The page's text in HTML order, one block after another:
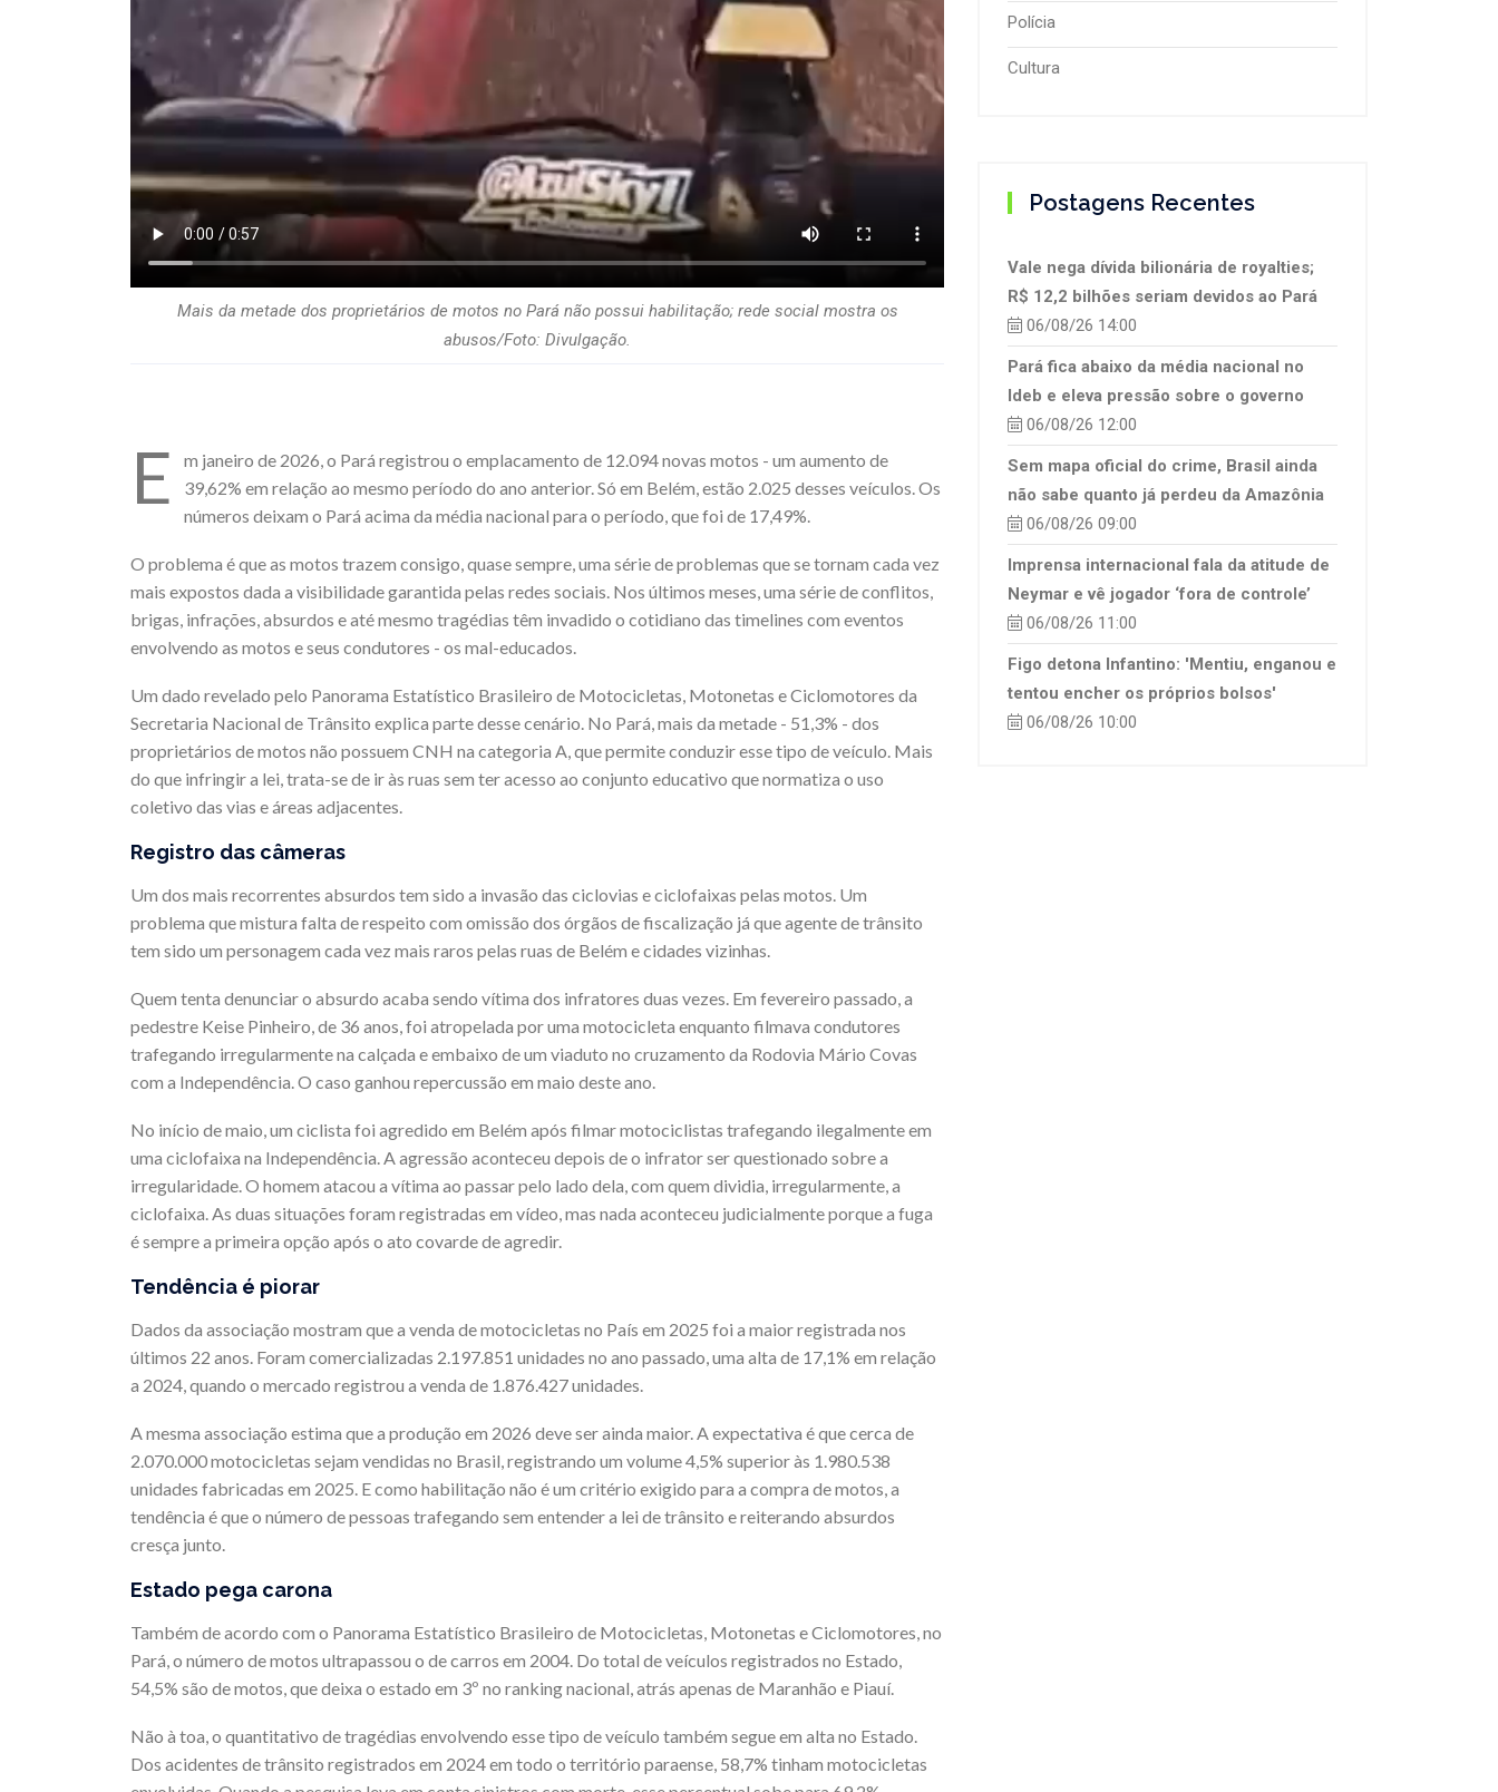
Mais da metade dos proprietários de motos no Pará não possui habilitação; rede social mostra os
abusos/Foto: Divulgação.
E
m janeiro de 2026, o Pará registrou o emplacamento de 12.094 novas motos - um aumento de
39,62% em relação ao mesmo período do ano anterior. Só em Belém, estão 2.025 desses veículos. Os
números deixam o Pará acima da média nacional para o período, que foi de 17,49%.
O problema é que as motos trazem consigo, quase sempre, uma série de problemas que se tornam cada vez
mais expostos dada a visibilidade garantida pelas redes sociais. Nos últimos meses, uma série de conflitos,
brigas, infrações, absurdos e até mesmo tragédias têm invadido o cotidiano das timelines com eventos
envolvendo as motos e seus condutores - os mal-educados.
Um dado revelado pelo Panorama Estatístico Brasileiro de Motocicletas, Motonetas e Ciclomotores da
Secretaria Nacional de Trânsito explica parte desse cenário. No Pará, mais da metade - 51,3% - dos
proprietários de motos não possuem CNH na categoria A, que permite conduzir esse tipo de veículo. Mais
do que infringir a lei, trata-se de ir às ruas sem ter acesso ao conjunto educativo que normatiza o uso
coletivo das vias e áreas adjacentes.
Registro das câmeras
Um dos mais recorrentes absurdos tem sido a invasão das ciclovias e ciclofaixas pelas motos. Um
problema que mistura falta de respeito com omissão dos órgãos de fiscalização já que agente de trânsito
tem sido um personagem cada vez mais raros pelas ruas de Belém e cidades vizinhas.
Quem tenta denunciar o absurdo acaba sendo vítima dos infratores duas vezes. Em fevereiro passado, a
pedestre Keise Pinheiro, de 36 anos, foi atropelada por uma motocicleta enquanto filmava condutores
trafegando irregularmente na calçada e embaixo de um viaduto no cruzamento da Rodovia Mário Covas
com a Independência. O caso ganhou repercussão em maio deste ano.
No início de maio, um ciclista foi agredido em Belém após filmar motociclistas trafegando ilegalmente em
uma ciclofaixa na Independência. A agressão aconteceu depois de o infrator ser questionado sobre a
irregularidade. O homem atacou a vítima ao passar pelo lado dela, com quem dividia, irregularmente, a
ciclofaixa. As duas situações foram registradas em vídeo, mas nada aconteceu judicialmente porque a fuga
é sempre a primeira opção após o ato covarde de agredir.
Tendência é piorar
Dados da associação mostram que a venda de motocicletas no País em 2025 foi a maior registrada nos
últimos 22 anos. Foram comercializadas 2.197.851 unidades no ano passado, uma alta de 17,1% em relação
a 2024, quando o mercado registrou a venda de 1.876.427 unidades.
A mesma associação estima que a produção em 2026 deve ser ainda maior. A expectativa é que cerca de
2.070.000 motocicletas sejam vendidas no Brasil, registrando um volume 4,5% superior às 1.980.538
unidades fabricadas em 2025. E como habilitação não é um critério exigido para a compra de motos, a
tendência é que o número de pessoas trafegando sem entender a lei de trânsito e reiterando absurdos
cresça junto.
Estado pega carona
Também de acordo com o Panorama Estatístico Brasileiro de Motocicletas, Motonetas e Ciclomotores, no
Pará, o número de motos ultrapassou o de carros em 2004. Do total de veículos registrados no Estado,
54,5% são de motos, que deixa o estado em 3º no ranking nacional, atrás apenas de Maranhão e Piauí.
Não à toa, o quantitativo de tragédias envolvendo esse tipo de veículo também segue em alta no Estado.
Dos acidentes de trânsito registrados em 2024 em todo o território paraense, 58,7% tinham motocicletas
Polícia
Cultura
Postagens Recentes
Vale nega dívida bilionária de royalties;
R$ 12,2 bilhões seriam devidos ao Pará
06/08/26 14:00
Pará fica abaixo da média nacional no
Ideb e eleva pressão sobre o governo
06/08/26 12:00
Sem mapa oficial do crime, Brasil ainda
não sabe quanto já perdeu da Amazônia
06/08/26 09:00
Imprensa internacional fala da atitude de
Neymar e vê jogador ‘fora de controle’
06/08/26 11:00
Figo detona Infantino: 'Mentiu, enganou e
tentou encher os próprios bolsos'
06/08/26 10:00